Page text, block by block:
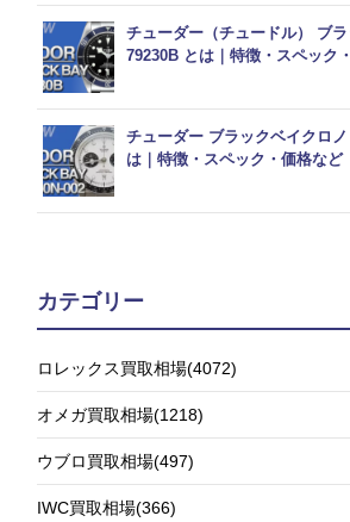
チューダー（チュードル） ブ
79230B とは｜特徴・スペック
チューダー ブラックベイクロノ
は｜特徴・スペック・価格など
カテゴリー
ロレックス買取相場(4072)
オメガ買取相場(1218)
ウブロ買取相場(497)
IWC買取相場(366)